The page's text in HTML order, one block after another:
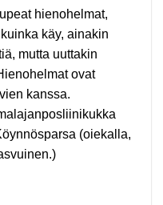
hienohelmat,
käy, ainakin
mutta uuttakin
ovat
kanssa.
(oiekalla,